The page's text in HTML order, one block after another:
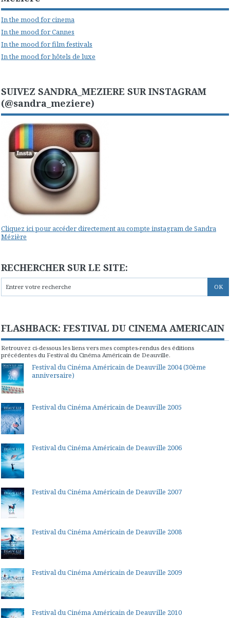
In the mood for cinema
In the mood for Cannes
In the mood for film festivals
In the mood for hôtels de luxe
SUIVEZ SANDRA_MEZIERE SUR INSTAGRAM
(@sandra_meziere)
Cliquez ici pour accéder directement au compte instagram de Sandra
Mézière
RECHERCHER SUR LE SITE:
FLASHBACK: FESTIVAL DU CINEMA AMERICAIN
Retrouvez ci-dessous les liens vers mes comptes-rendus des éditions
précédentes du Festival du Cinéma Américain de Deauville.
Festival du Cinéma Américain de Deauville 2004 (30ème
anniversaire)
Festival du Cinéma Américain de Deauville 2005
Festival du Cinéma Américain de Deauville 2006
Festival du Cinéma Américain de Deauville 2007
Festival du Cinéma Américain de Deauville 2008
Festival du Cinéma Américain de Deauville 2009
Festival du Cinéma Américain de Deauville 2010